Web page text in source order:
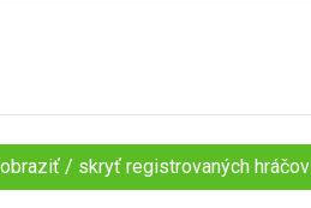
/ skryť registrovaných hráčov